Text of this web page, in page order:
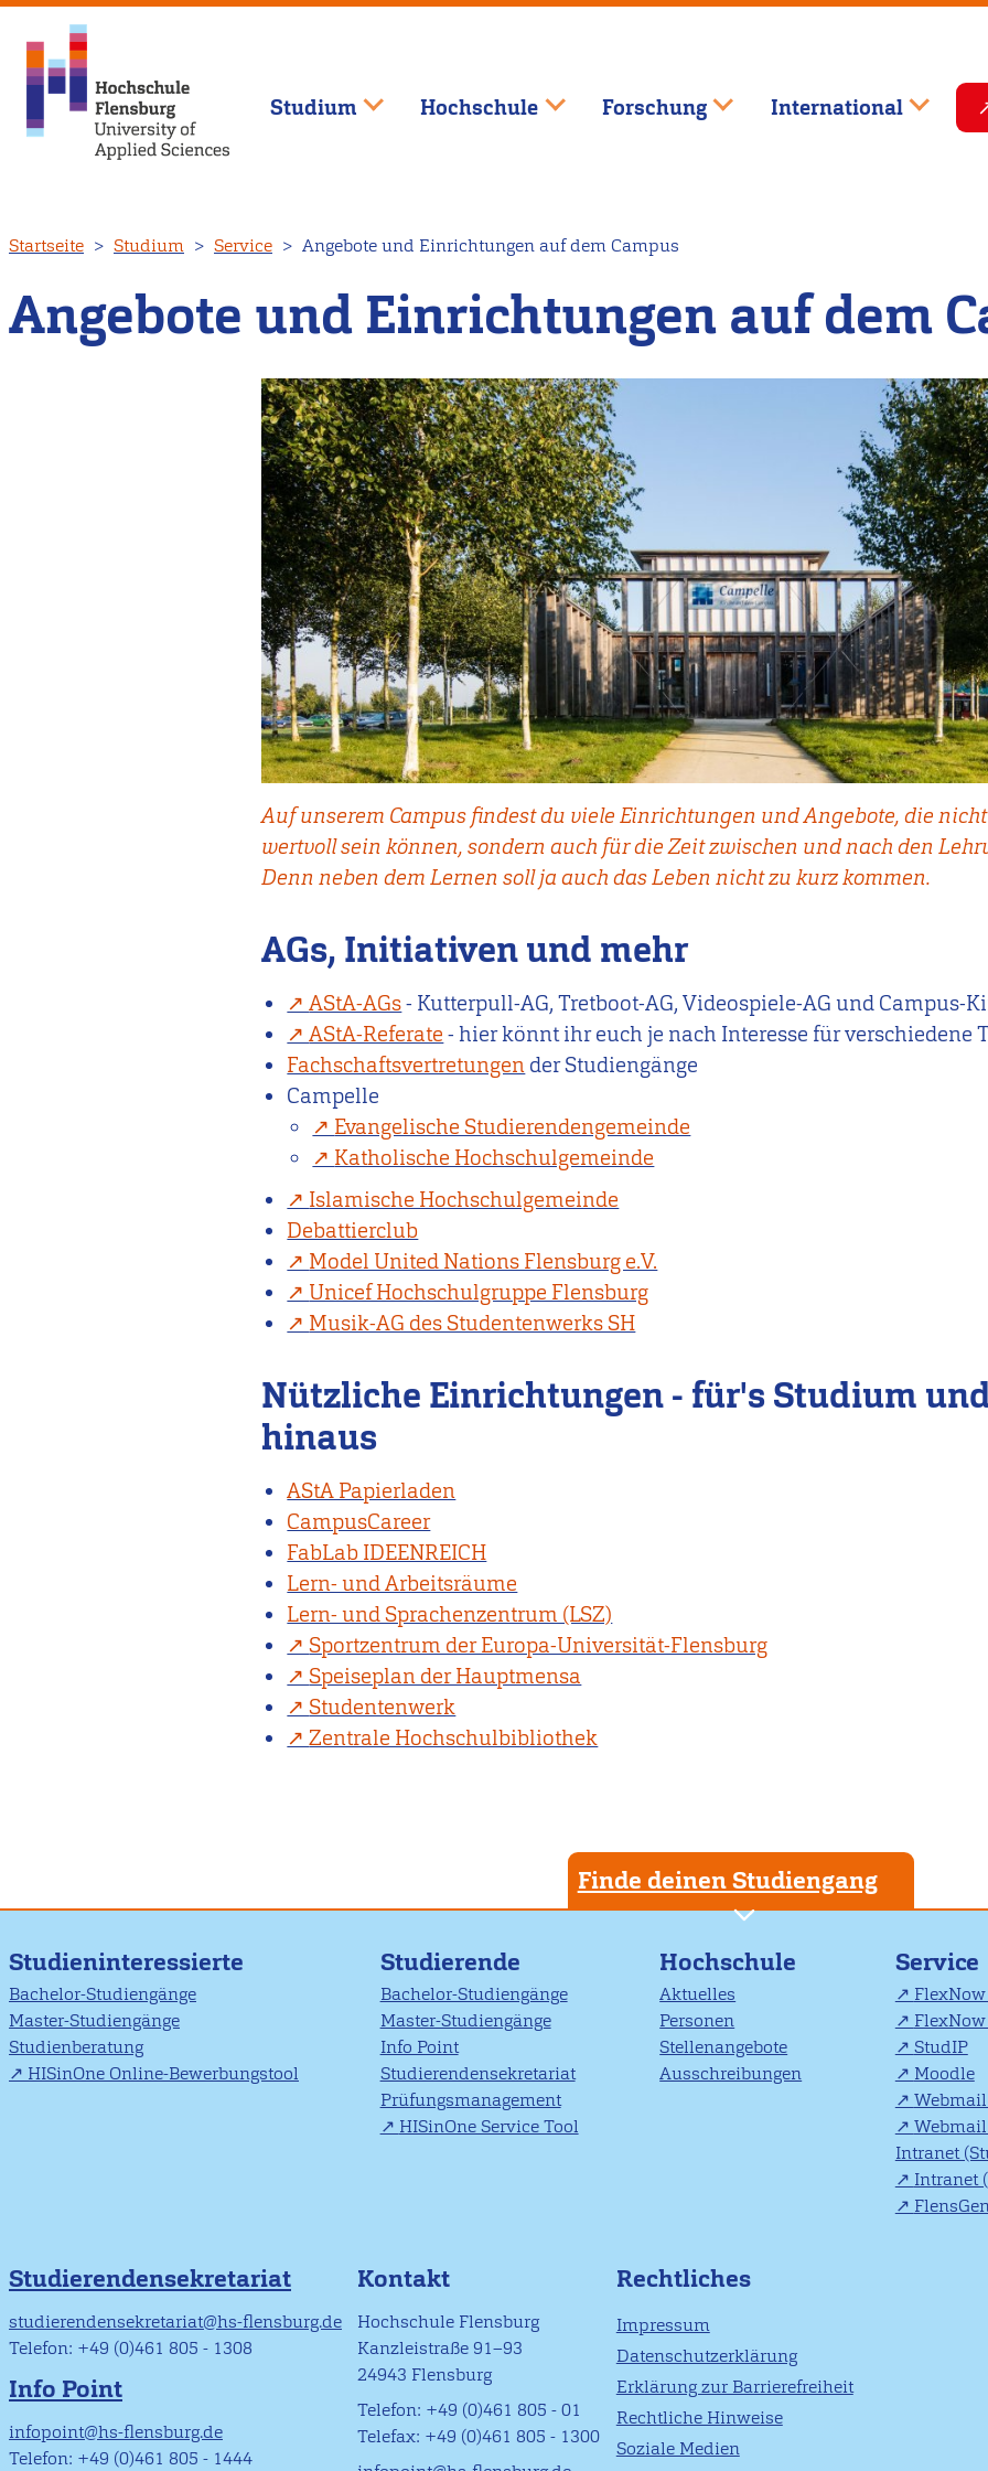
zum
Inhalt
Studium Hochschule Forschung International
Startseite Studium Service Angebote und Einrichtungen auf dem Campus
Angebote und Einrichtungen auf dem
Auf unserem Campus findest du viele Einrichtungen und Angebote, die
wertvoll sein können, sondern auch für die Zeit zwischen und nach den
Denn neben dem Lernen soll ja auch das Leben nicht zu kurz kommen.
AGs, Initiativen und mehr
AStA-AGs- Kutterpull-AG, Tretboot-AG, Videospiele-AG und Campus-
AStA-Referate - hier könnt ihr euch je nach Interesse für verschiedene
Fachschaftsvertretungen der Studiengänge
Campelle
Evangelische Studierendengemeinde
Katholische Hochschulgemeinde
Islamische Hochschulgemeinde
Debattierclub
Model United Nations Flensburg e.V.
Unicef Hochschulgruppe Flensburg
Musik-AG des Studentenwerks SH
Nützliche Einrichtungen - für's Studium
hinaus
AStA Papierladen
CampusCareer
FabLab IDEENREICH
Lern- und Arbeitsräume
Lern- und Sprachenzentrum (LSZ)
Sportzentrum der Europa-Universität-Flensburg
Speiseplan der Hauptmensa
Studentenwerk
Zentrale Hochschulbibliothek
Finde deinen Studiengang
Studieninteressierte
Bachelor-Studiengänge
Master-Studiengänge
Studienberatung
HISinOne Online-Bewerbungstool
Studierende
Bachelor-Studiengänge
Master-Studiengänge
Info Point
Studierendensekretariat
Prüfungsmanagement
HISinOne Service Tool
Hochschule
Aktuelles
Personen
Stellenangebote
Ausschreibungen
Service
StudIP
Moodle
Intranet
Intranet
Studierendensekretariat
studierendensekretariat@hs-flensburg.de
Telefon: +49 (0)461 805 - 1308
Info Point
infopoint@hs-flensburg.de
Telefon: +49 (0)461 805 - 1444
Kontakt
Hochschule Flensburg
Kanzleistraße 91–93
24943 Flensburg
Telefon: +49 (0)461 805 - 01
Telefax: +49 (0)461 805 - 1300
Rechtliches
Impressum
Datenschutzerklärung
Erklärung zur Barrierefreiheit
Rechtliche Hinweise
Soziale Medien